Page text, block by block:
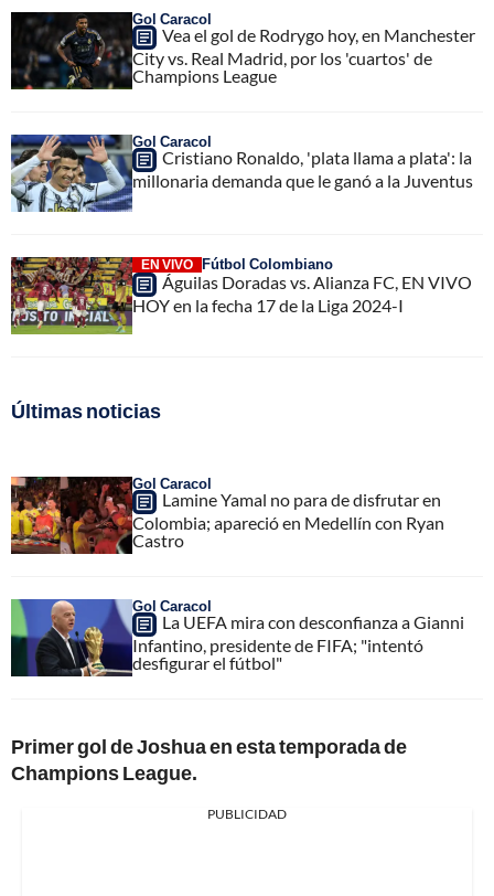
Gol Caracol
Vea el gol de Rodrygo hoy, en Manchester
City vs. Real Madrid, por los 'cuartos' de
Champions League
Gol Caracol
Cristiano Ronaldo, 'plata llama a plata': la
millonaria demanda que le ganó a la Juventus
EN VIVO Fútbol Colombiano
Águilas Doradas vs. Alianza FC, EN VIVO
HOY en la fecha 17 de la Liga 2024-I
Últimas noticias
Gol Caracol
Lamine Yamal no para de disfrutar en
Colombia; apareció en Medellín con Ryan
Castro
Gol Caracol
La UEFA mira con desconfianza a Gianni
Infantino, presidente de FIFA; "intentó
desfigurar el fútbol"
Primer gol de Joshua en esta temporada de
Champions League.
PUBLICIDAD